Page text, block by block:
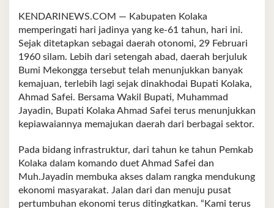
KENDARINEWS.COM — Kabupaten Kolaka
memperingati hari jadinya yang ke-61 tahun, hari ini.
Sejak ditetapkan sebagai daerah otonomi, 29 Februari
1960 silam. Lebih dari setengah abad, daerah berjuluk
Bumi Mekongga tersebut telah menunjukkan banyak
kemajuan, terlebih lagi sejak dinakhodai Bupati Kolaka,
Ahmad Safei. Bersama Wakil Bupati, Muhammad
Jayadin, Bupati Kolaka Ahmad Safei terus menunjukkan
kepiawaiannya memajukan daerah dari berbagai sektor.
Pada bidang infrastruktur, dari tahun ke tahun Pemkab
Kolaka dalam komando duet Ahmad Safei dan
Muh.Jayadin membuka akses dalam rangka mendukung
ekonomi masyarakat. Jalan dari dan menuju pusat
pertumbuhan ekonomi terus ditingkatkan. “Kami terus